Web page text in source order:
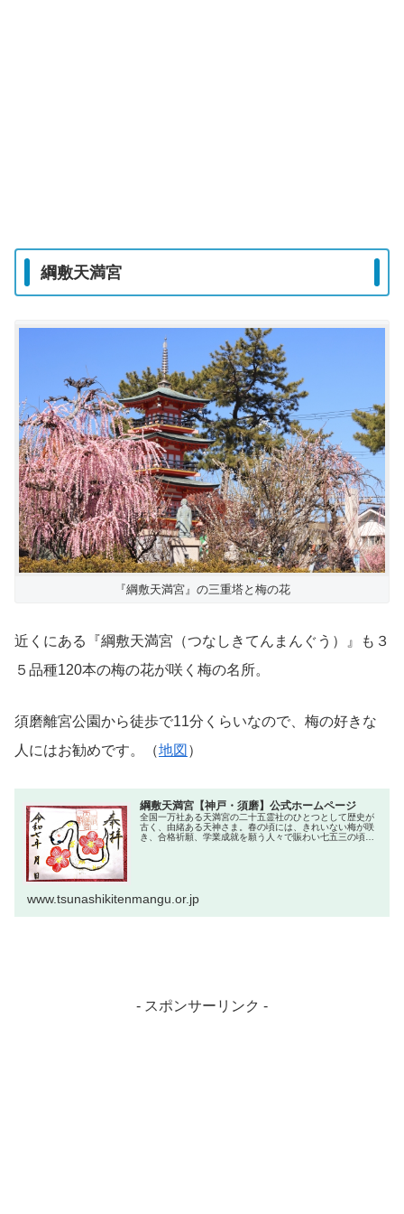
綱敷天満宮
『綱敷天満宮』の三重塔と梅の花
近くにある『綱敷天満宮（つなしきてんまんぐう）』も３
５品種120本の梅の花が咲く梅の名所。
須磨離宮公園から徒歩で11分くらいなので、梅の好きな
人にはお勧めです。（地図 ）
綱敷天満宮【神戸・須磨】公式ホームページ
全国一万社ある天満宮の二十五霊社のひとつとして歴史が
古く、由緒ある天神さま。春の頃には、きれいない梅が咲
き、合格祈願、学業成就を願う人々で賑わい七五三の頃に
www.tsunashikitenmangu.or.jp
- スポンサーリンク -